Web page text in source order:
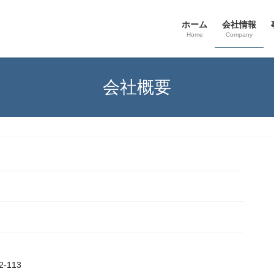
ホーム
Home
会社情報
Company
会社概要
113